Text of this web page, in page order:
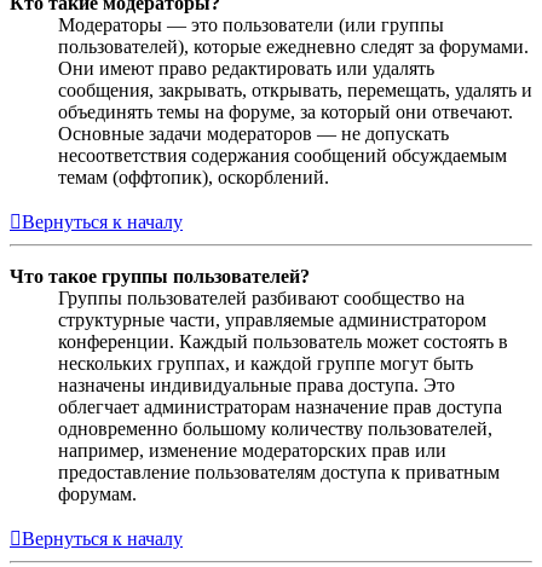
Модераторы — это пользователи (или группы
пользователей), которые ежедневно следят за форумами.
Они имеют право редактировать или удалять
сообщения, закрывать, открывать, перемещать, удалять и
объединять темы на форуме, за который они отвечают.
Основные задачи модераторов — не допускать
несоответствия содержания сообщений обсуждаемым
темам (оффтопик), оскорблений.
Вернуться к началу
Что такое группы пользователей?
Группы пользователей разбивают сообщество на
структурные части, управляемые администратором
конференции. Каждый пользователь может состоять в
нескольких группах, и каждой группе могут быть
назначены индивидуальные права доступа. Это
облегчает администраторам назначение прав доступа
одновременно большому количеству пользователей,
например, изменение модераторских прав или
предоставление пользователям доступа к приватным
форумам.
Вернуться к началу